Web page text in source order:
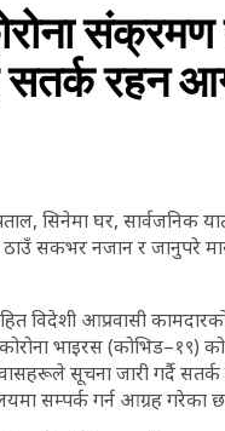
संक्रमण
सतर्क रहन
सिनेमा घर, सार्वजनिक
सकभर नजान र जानुपरे
विदेशी आप्रवासी
भाइरस (कोभिड–१९)
सूचना जारी गर्दै
सम्पर्क गर्न आग्रह गरेका